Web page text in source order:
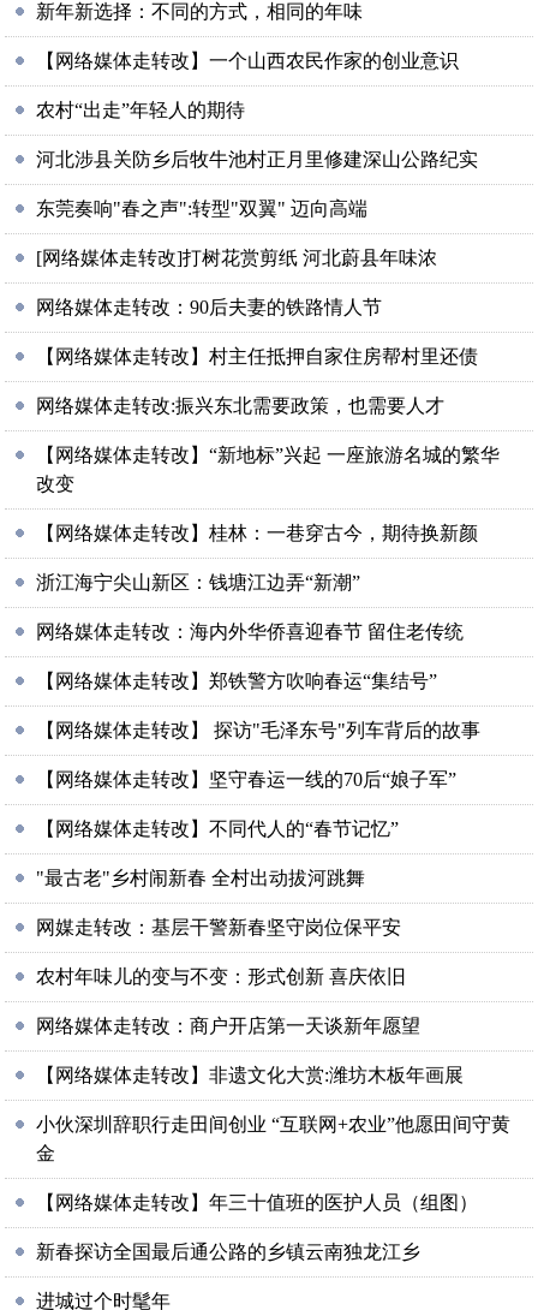
新年新选择：不同的方式，相同的年味
【网络媒体走转改】一个山西农民作家的创业意识
农村“出走”年轻人的期待
河北涉县关防乡后牧牛池村正月里修建深山公路纪实
东莞奏响"春之声":转型"双翼" 迈向高端
[网络媒体走转改]打树花赏剪纸 河北蔚县年味浓
网络媒体走转改：90后夫妻的铁路情人节
【网络媒体走转改】村主任抵押自家住房帮村里还债
网络媒体走转改:振兴东北需要政策，也需要人才
【网络媒体走转改】“新地标”兴起 一座旅游名城的繁华
改变
【网络媒体走转改】桂林：一巷穿古今，期待换新颜
浙江海宁尖山新区：钱塘江边弄“新潮”
网络媒体走转改：海内外华侨喜迎春节 留住老传统
【网络媒体走转改】郑铁警方吹响春运“集结号”
【网络媒体走转改】 探访"毛泽东号"列车背后的故事
【网络媒体走转改】坚守春运一线的70后“娘子军”
【网络媒体走转改】不同代人的“春节记忆”
"最古老"乡村闹新春 全村出动拔河跳舞
网媒走转改：基层干警新春坚守岗位保平安
农村年味儿的变与不变：形式创新 喜庆依旧
网络媒体走转改：商户开店第一天谈新年愿望
【网络媒体走转改】非遗文化大赏:潍坊木板年画展
小伙深圳辞职行走田间创业 “互联网+农业”他愿田间守黄
金
【网络媒体走转改】年三十值班的医护人员（组图）
新春探访全国最后通公路的乡镇云南独龙江乡
进城过个时髦年